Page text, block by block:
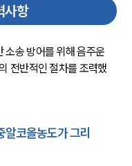
사항
소송 방어를 위해 음주운
전반적인 절차를 조력했
코올농도가 그리